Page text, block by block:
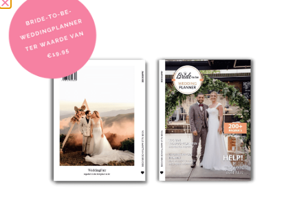
Safari Huwelijksreis die levens verandert
– GASTBLOG – “Tanzania is de perfecte bestemming voor pas
LEES VERDER
22/12/2022